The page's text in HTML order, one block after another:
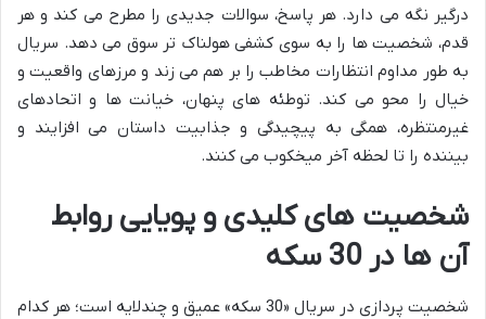
درگیر نگه می دارد. هر پاسخ، سوالات جدیدی را مطرح می کند و هر
قدم، شخصیت ها را به سوی کشفی هولناک تر سوق می دهد. سریال
به طور مداوم انتظارات مخاطب را بر هم می زند و مرزهای واقعیت و
خیال را محو می کند. توطئه های پنهان، خیانت ها و اتحادهای
غیرمنتظره، همگی به پیچیدگی و جذابیت داستان می افزایند و
بیننده را تا لحظه آخر میخکوب می کنند.
شخصیت های کلیدی و پویایی روابط
آن ها در 30 سکه
شخصیت پردازی در سریال «30 سکه» عمیق و چندلایه است؛ هر کدام